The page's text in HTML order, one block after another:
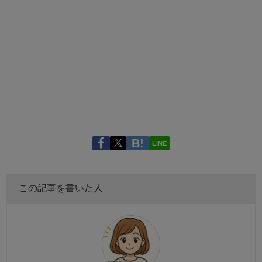
LINE
この記事を書いた人